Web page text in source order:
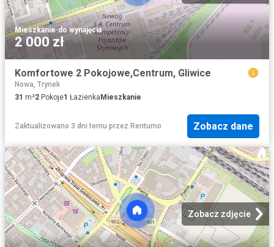
Mieszkanie·do wynajęcia
2 000 zł
Komfortowe 2 Pokojowe,Centrum, Gliwice
Nowa, Trynek
31 m²2 Pokoje1 Łazienka Mieszkanie
Zaktualizowano 3 dni temu przez Rentumo Zobacz dane
Zobacz zdjęcie